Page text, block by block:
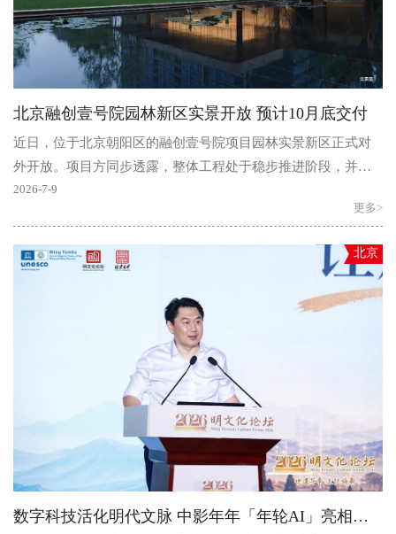
北京融创壹号院园林新区实景开放 预计10月底交付
近日，位于北京朝阳区的融创壹号院项目园林实景新区正式对
外开放。项目方同步透露，整体工程处于稳步推进阶段，并计
划于今年10月底向业主集中交付。融创壹号院地处东四环朝..
2026-7-9
更多>
北京
数字科技活化明代文脉 中影年年「年轮AI」亮相明文化论坛